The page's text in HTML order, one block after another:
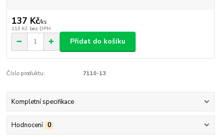
137 Kč/ks
113 Kč bez DPH
Přidat do košíku
Číslo produktu: 7110-13
Kompletní specifikace
Hodnocení 0